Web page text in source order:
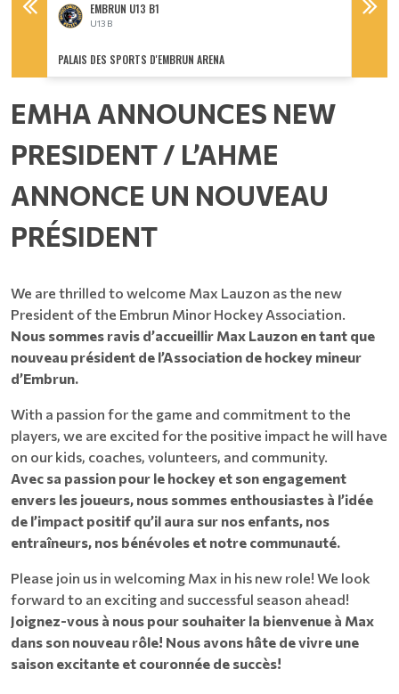
EMBRUN U13 B1
U13 B
PALAIS DES SPORTS D'EMBRUN ARENA
EMHA ANNOUNCES NEW
PRESIDENT / L’AHME
ANNONCE UN NOUVEAU
PRÉSIDENT
We are thrilled to welcome Max Lauzon as the new
President of the Embrun Minor Hockey Association.
Nous sommes ravis d’accueillir Max Lauzon en tant que
nouveau président de l’Association de hockey mineur
d’Embrun.
With a passion for the game and commitment to the
players, we are excited for the positive impact he will have
on our kids, coaches, volunteers, and community.
Avec sa passion pour le hockey et son engagement
envers les joueurs, nous sommes enthousiastes à l’idée
de l’impact positif qu’il aura sur nos enfants, nos
entraîneurs, nos bénévoles et notre communauté.
Please join us in welcoming Max in his new role! We look
forward to an exciting and successful season ahead!
Joignez-vous à nous pour souhaiter la bienvenue à Max
dans son nouveau rôle! Nous avons hâte de vivre une
saison excitante et couronnée de succès!